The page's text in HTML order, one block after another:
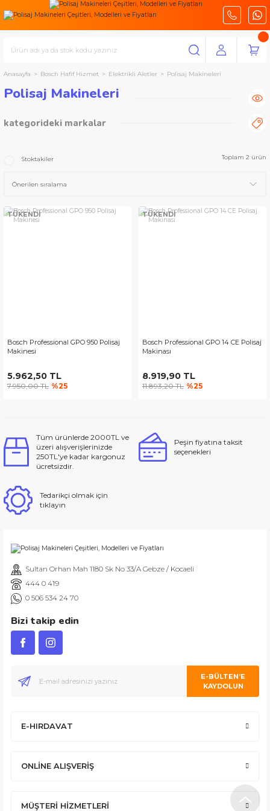
Anasayfa Bosch Hafif Hizmet Elektrikli Aletler Polisaj Makineleri
Polisaj Makineleri
kategorideki markalar
Stoktakiler Toplam 2 ürün
TÜKENDİ
Bosch Professional GPO 950 Polisaj
Makinesi
5.962,50 TL
7.950,00 TL %25
TÜKENDİ
Bosch Professional GPO 14 CE Polisaj
Makinası
8.919,90 TL
11.893,20 TL %25
Tüm ürünlerde 2000TL ve
üzeri alışverişlerinizde
250TL'ye kadar kargonuz
ücretsizdir.
Peşin fiyatına taksit
seçenekleri
Tedarikçi olmak için
tıklayın
Sultan Orhan Mah 1180 Sk No 33/A Gebze / Kocaeli
444 0 419
0 506 534 24 70
Bizi takip edin
E-BÜLTEN’E
KAYDOLUN
E-HIRDAVAT
ONLİNE ALIŞVERİŞ
MÜŞTERİ HİZMETLERİ